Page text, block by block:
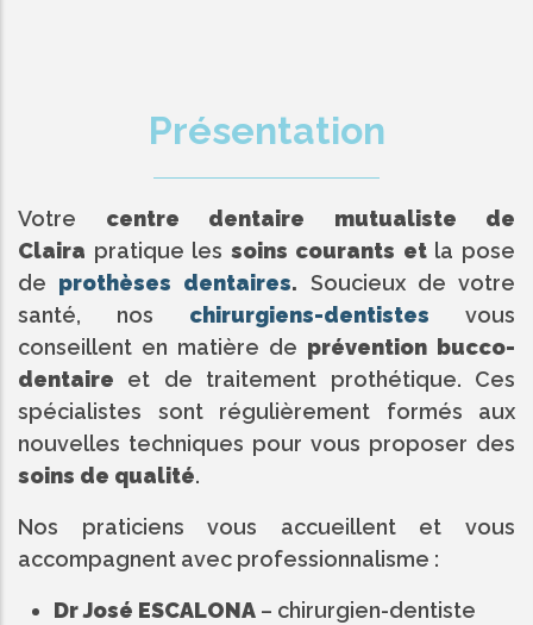
Présentation
Votre centre dentaire mutualiste de
Claira pratique les soins courants et la pose
de prothèses dentaires. Soucieux de votre
santé, nos chirurgiens-dentistes vous
conseillent en matière de prévention bucco-
dentaire et de traitement prothétique. Ces
spécialistes sont régulièrement formés aux
nouvelles techniques pour vous proposer des
soins de qualité.
Nos praticiens vous accueillent et vous
accompagnent avec professionnalisme :
Dr José ESCALONA – chirurgien-dentiste